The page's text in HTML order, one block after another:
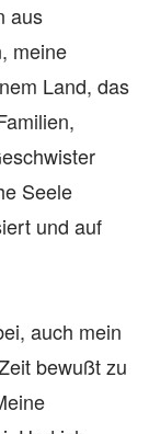
aus
meine
Land, das
Seele
und auf
auch mein
bewußt zu